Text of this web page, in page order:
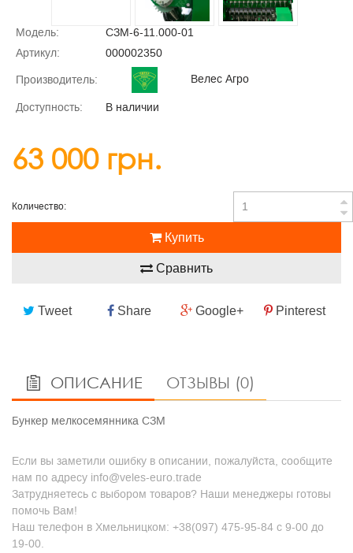
Модель:
СЗМ-6-11.000-01
Артикул:
000002350
Производитель: Велес Агро
Доступность: В наличии
63 000 грн.
Количество:
Купить
Сравнить
Tweet Share Google+ Pinterest
ОПИСАНИЕ ОТЗЫВЫ (0)
Бункер мелкосемянника СЗМ
Если вы заметили ошибку в описании, пожалуйста, сообщите
нам по адресу info@veles-euro.trade
Затрудняетесь с выбором товаров? Наши менеджеры готовы
помочь Вам!
Наш телефон в Хмельницком: +38(097) 475-95-84 с 9-00 до
19-00.